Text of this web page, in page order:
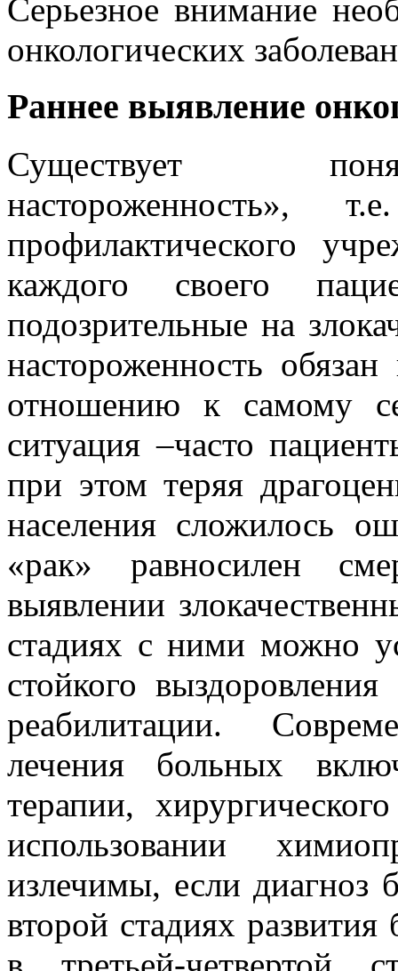
Серьезное внимание
онкологических
Раннее выявление
Существует
настороженность»,
профилактического
каждого своего
подозрительные на
настороженность
отношению к самому
ситуация –часто
при этом теряя
населения сложилось
«рак» равносилен
выявлении
стадиях с ними можно
стойкого
реабилитации.
лечения больных
терапии,
использовании
излечимы, если диагноз
второй стадиях развития